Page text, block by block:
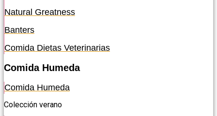
Natural Greatness
Banters
Comida Dietas Veterinarias
Comida Humeda
Comida Humeda
Colección verano